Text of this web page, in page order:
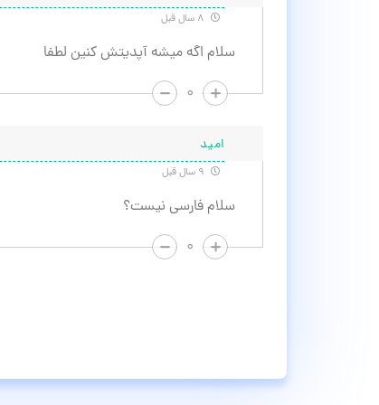
سلام اگه میشه آپدیتش کنین لطفا
۰
امید
سلام فارسی نیست؟
۰